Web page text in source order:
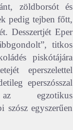
zöldborsót és
pedig tejben főtt,
Desszertjét Eper
titkos
piskótájára
eperszelettel
eperszósszal
egzotikus
szósz egyszerűen